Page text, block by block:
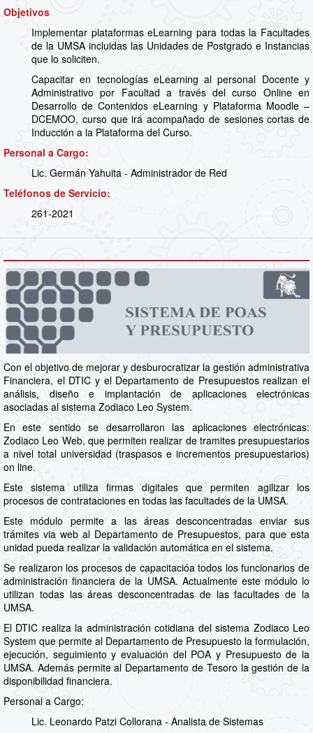
Objetivos
Implementar plataformas eLearning para todas la Facultades
de la UMSA incluidas las Unidades de Postgrado e Instancias
que lo soliciten.
Capacitar en tecnologías eLearning al personal Docente y
Administrativo por Facultad a través del curso Online en
Desarrollo de Contenidos eLearning y Plataforma Moodle –
DCEMOO, curso que irá acompañado de sesiones cortas de
Inducción a la Plataforma del Curso.
Personal a Cargo:
Lic. Germán Yahuita - Administrador de Red
Teléfonos de Servicio:
261-2021
Con el objetivo de mejorar y desburocratizar la gestión administrativa
Financiera, el DTIC y el Departamento de Presupuestos realizan el
análisis, diseño e implantación de aplicaciones electrónicas
asociadas al sistema Zodiaco Leo System.
En este sentido se desarrollaron las aplicaciones electrónicas:
Zodiaco Leo Web, que permiten realizar de tramites presupuestarios
a nivel total universidad (traspasos e incrementos presupuestarios)
on line.
Este sistema utiliza firmas digitales que permiten agilizar los
procesos de contrataciones en todas las facultades de la UMSA.
Este módulo permite a las áreas desconcentradas enviar sus
trámites via web al Departamento de Presupuestos, para que esta
unidad pueda realizar la validación automática en el sistema.
Se realizaron los procesos de capacitacióa todos los funcionarios de
administración financiera de la UMSA. Actualmente este módulo lo
utilizan todas las áreas desconcentradas de las facultades de la
UMSA.
El DTIC realiza la administración cotidiana del sistema Zodiaco Leo
System que permite al Departamento de Presupuesto la formulación,
ejecución, seguimiento y evaluación del POA y Presupuesto de la
UMSA. Además permite al Departamento de Tesoro la gestión de la
disponibilidad financiera.
Personal a Cargo:
Lic. Leonardo Patzi Collorana - Analista de Sistemas